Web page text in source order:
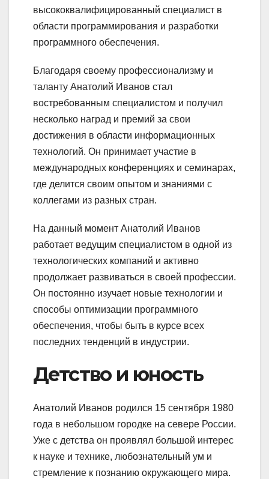
высококвалифицированный специалист в
области программирования и разработки
программного обеспечения.
Благодаря своему профессионализму и
таланту Анатолий Иванов стал
востребованным специалистом и получил
несколько наград и премий за свои
достижения в области информационных
технологий. Он принимает участие в
международных конференциях и семинарах,
где делится своим опытом и знаниями с
коллегами из разных стран.
На данный момент Анатолий Иванов
работает ведущим специалистом в одной из
технологических компаний и активно
продолжает развиваться в своей профессии.
Он постоянно изучает новые технологии и
способы оптимизации программного
обеспечения, чтобы быть в курсе всех
последних тенденций в индустрии.
Детство и юность
Анатолий Иванов родился 15 сентября 1980
года в небольшом городке на севере России.
Уже с детства он проявлял большой интерес
к науке и технике, любознательный ум и
стремление к познанию окружающего мира.